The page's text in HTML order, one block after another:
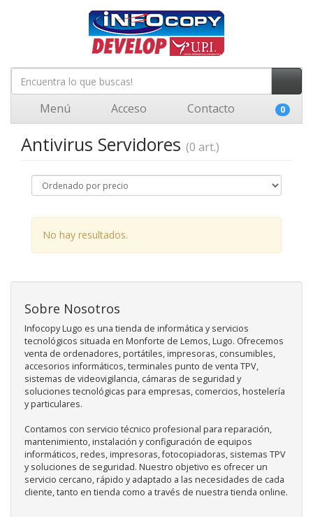
Menú Acceso Contacto 0
Antivirus Servidores (0 art.)
No hay resultados.
Sobre Nosotros
Infocopy Lugo es una tienda de informática y servicios
tecnológicos situada en Monforte de Lemos, Lugo. Ofrecemos
venta de ordenadores, portátiles, impresoras, consumibles,
accesorios informáticos, terminales punto de venta TPV,
sistemas de videovigilancia, cámaras de seguridad y
soluciones tecnológicas para empresas, comercios, hostelería
y particulares.
Contamos con servicio técnico profesional para reparación,
mantenimiento, instalación y configuración de equipos
informáticos, redes, impresoras, fotocopiadoras, sistemas TPV
y soluciones de seguridad. Nuestro objetivo es ofrecer un
servicio cercano, rápido y adaptado a las necesidades de cada
cliente, tanto en tienda como a través de nuestra tienda online.